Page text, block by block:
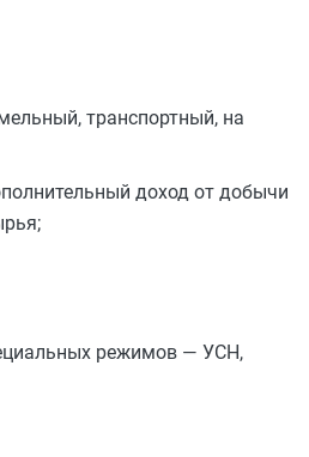
транспортный, на
доход от добычи
режимов — УСН,